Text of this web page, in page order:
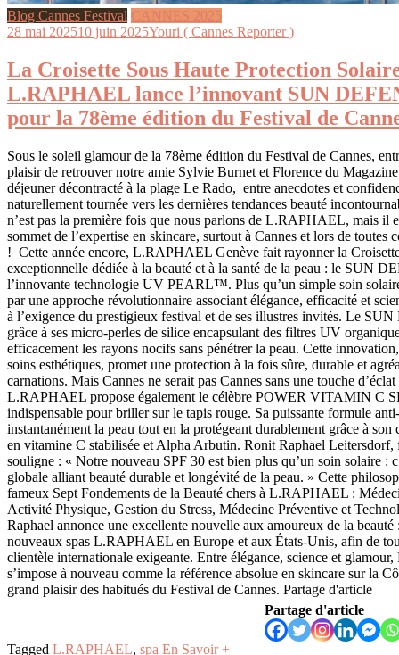
Blog Cannes Festival CANNES 2025
28 mai 202510 juin 2025Youri ( Cannes Reporter )
La Croisette Sous Haute Protection
L.RAPHAEL lance l’innovant SUN
pour la 78ème édition du Festival de
Sous le soleil glamour de la 78ème édition du Festival de Cannes,
plaisir de retrouver notre amie Sylvie Burnet et Florence du
déjeuner décontracté à la plage Le Rado, entre anecdotes et
naturellement tournée vers les dernières tendances beauté
n’est pas la première fois que nous parlons de L.RAPHAEL, mais il
sommet de l’expertise en skincare, surtout à Cannes et lors de toutes
! Cette année encore, L.RAPHAEL Genève fait rayonner la
exceptionnelle dédiée à la beauté et à la santé de la peau : le SUN
l’innovante technologie UV PEARL™️. Plus qu’un simple soin
par une approche révolutionnaire associant élégance, efficacité et
à l’exigence du prestigieux festival et de ses illustres invités. Le
grâce à ses micro-perles de silice encapsulant des filtres UV
efficacement les rayons nocifs sans pénétrer la peau. Cette
soins esthétiques, promet une protection à la fois sûre, durable et
carnations. Mais Cannes ne serait pas Cannes sans une touche
L.RAPHAEL propose également le célèbre POWER VITAMIN C
indispensable pour briller sur le tapis rouge. Sa puissante formule
instantanément la peau tout en la protégeant durablement grâce à
en vitamine C stabilisée et Alpha Arbutin. Ronit Raphael Leitersdorf,
souligne : « Notre nouveau SPF 30 est bien plus qu’un soin solaire :
globale alliant beauté durable et longévité de la peau. » Cette
fameux Sept Fondements de la Beauté chers à L.RAPHAEL :
Activité Physique, Gestion du Stress, Médecine Préventive et
Raphael annonce une excellente nouvelle aux amoureux de la
nouveaux spas L.RAPHAEL en Europe et aux États-Unis, afin de
clientèle internationale exigeante. Entre élégance, science et
s’impose à nouveau comme la référence absolue en skincare sur la
grand plaisir des habitués du Festival de Cannes. Partage d'article
Partage d'article
Tagged L.RAPHAEL, spa En Savoir +